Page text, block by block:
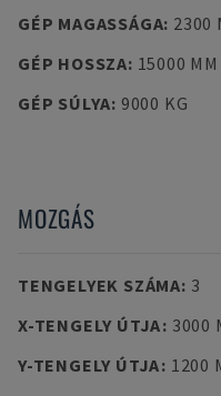
GÉP MAGASSÁGA: 2300
GÉP HOSSZA: 15000 MM
GÉP SÚLYA: 9000 KG
MOZGÁS
TENGELYEK SZÁMA: 3
X-TENGELY ÚTJA: 3000
Y-TENGELY ÚTJA: 1200